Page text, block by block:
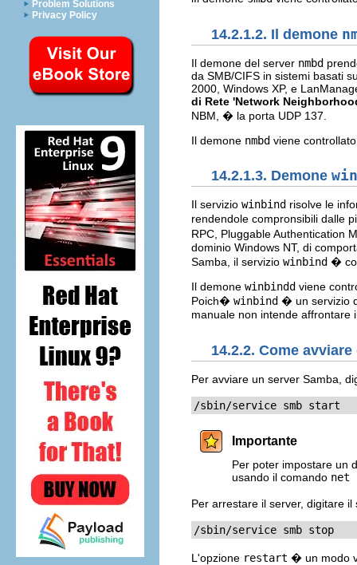
Problem Solutions
Privacy Policy
14.2.1.2. Il demone
Il demone del server nmbd
da SMB/CIFS in sistemi basati
2000, Windows XP, e
di Rete 'Network
NBM, � la porta UDP 137.
Il demone nmbd viene
14.2.1.3. Demone
Il servizio winbind risolve le
rendendole compronsibili dalle
RPC, Pluggable Authentication
dominio Windows NT, di
Samba, il servizio winbind �
Il demone winbindd viene
Poich� winbind � un servizio
manuale non intende affrontare
14.2.2. Come
Per avviare un server Samba,
/sbin/service smb start
Importante
Per poter impostare un
usando il comando net
Per arrestare il server, digitare
/sbin/service smb stop
L'opzione restart � un modo